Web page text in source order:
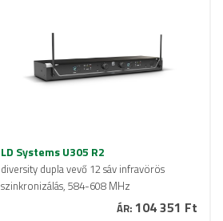
LD Systems U305 R2
diversity dupla vevő 12 sáv infravörös
szinkronizálás, 584-608 MHz
ÁR: 104 351 Ft